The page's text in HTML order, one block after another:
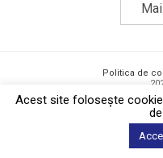
Politica de
Acest site foloseşte